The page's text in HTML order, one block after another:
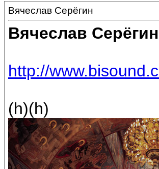
Вячеслав Серёгин
Вячеслав
http://
(h)(h)